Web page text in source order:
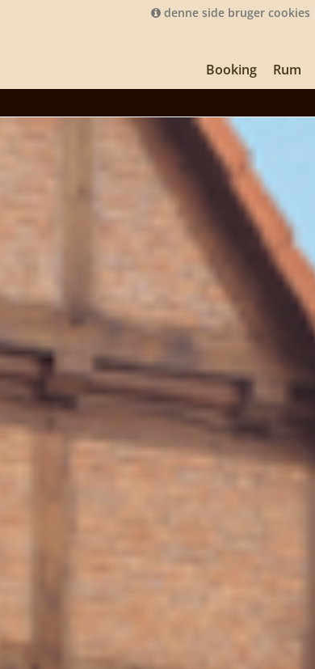
denne side bruger cookies
Booking Rum